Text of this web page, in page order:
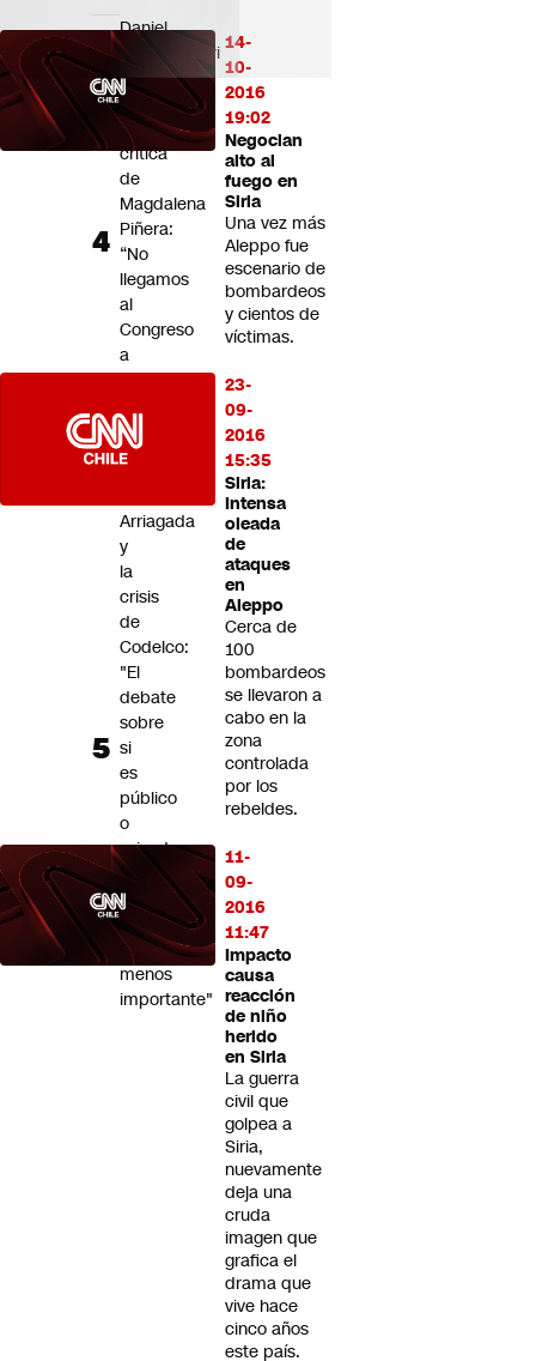
14-
10-
2016
19:02
Negocian
alto al
fuego en
Siria
Una vez más
Aleppo fue
escenario de
bombardeos
y cientos de
víctimas.
23-
09-
2016
15:35
Siria:
Intensa
oleada
de
ataques
en
Aleppo
Cerca de
100
bombardeos
se llevaron a
cabo en la
zona
controlada
por los
rebeldes.
11-
09-
2016
11:47
Impacto
causa
reacción
de niño
herido
en Siria
La guerra
civil que
golpea a
Siria,
nuevamente
deja una
cruda
imagen que
grafica el
drama que
vive hace
cinco años
este país.
Daniel
Manouchehri
(PS)
responde
a
crítica
de
Magdalena
Piñera:
“No
llegamos
al
Congreso
a
agradar
una
élite”
Arriagada
y
la
crisis
de
Codelco:
"El
debate
sobre
si
es
público
o
privado
me
parece
que
es
menos
importante"